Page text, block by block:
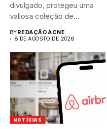
divulgado, protegeu uma
valiosa coleção de...
BYREDAÇÃO ACNE
8 DE AGOSTO DE 2026
NOTÍCIAS